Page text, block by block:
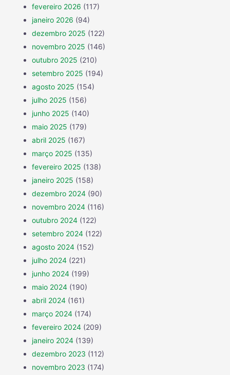
fevereiro 2026 (117)
janeiro 2026 (94)
dezembro 2025 (122)
novembro 2025 (146)
outubro 2025 (210)
setembro 2025 (194)
agosto 2025 (154)
julho 2025 (156)
junho 2025 (140)
maio 2025 (179)
abril 2025 (167)
março 2025 (135)
fevereiro 2025 (138)
janeiro 2025 (158)
dezembro 2024 (90)
novembro 2024 (116)
outubro 2024 (122)
setembro 2024 (122)
agosto 2024 (152)
julho 2024 (221)
junho 2024 (199)
maio 2024 (190)
abril 2024 (161)
março 2024 (174)
fevereiro 2024 (209)
janeiro 2024 (139)
dezembro 2023 (112)
novembro 2023 (174)